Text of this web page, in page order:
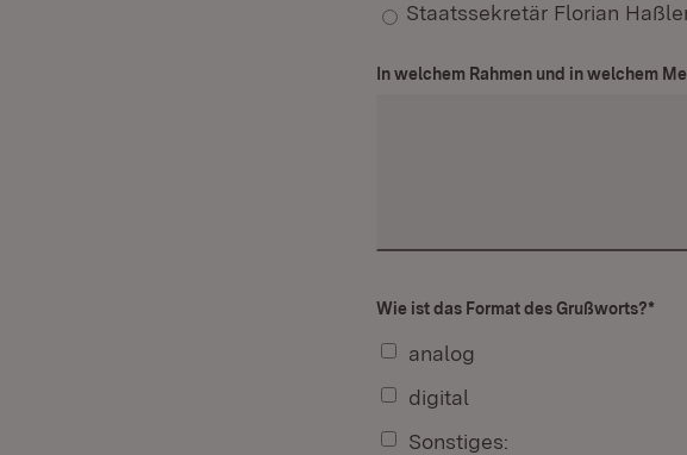
Staatssekretär Florian
In welchem Rahmen und in welchem
Wie ist das Format des Grußworts?*
analog
digital
Sonstiges: